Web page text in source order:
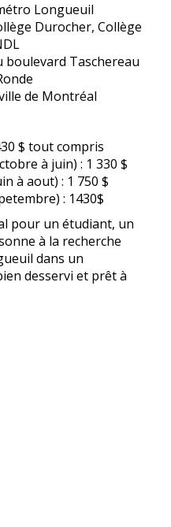
Longueuil
Durocher, Collège
boulevard Taschereau
de Montréal
$ tout compris
à juin) : 1 330 $
à aout) : 1 750 $
: 1430$
pour un étudiant, un
à la recherche
dans un
desservi et prêt à